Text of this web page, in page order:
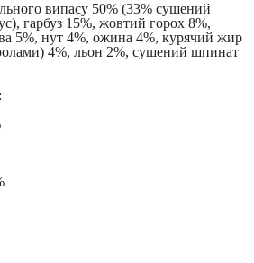
випасу 50% (33% сушений
гарбуз 15%, жовтий горох 8%,
5%, нут 4%, ожина 4%, курячий жир
4%, льон 2%, сушений шпинат